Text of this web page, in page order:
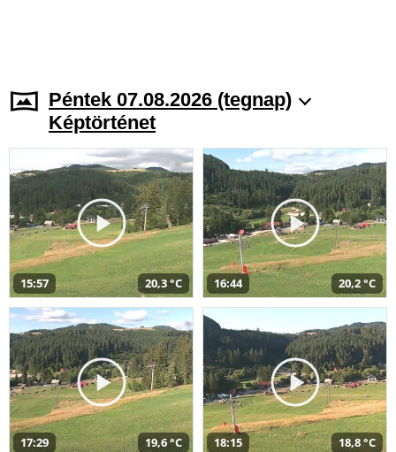
Péntek 07.08.2026 (tegnap)
Képtörténet
15:57 20,3 °C 16:44 20,2 °C
17:29 19,6 °C 18:15 18,8 °C